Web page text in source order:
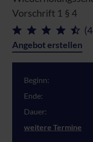
Vorschrift 1 § 4
Angebot erstellen
Beginn:
Ende:
Dauer:
weitere Termine